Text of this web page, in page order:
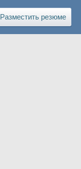
Разместить резюме